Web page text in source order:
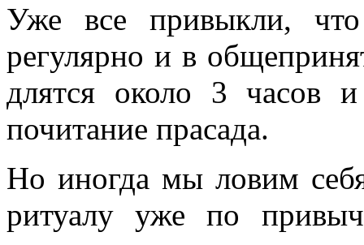
Уже все привыкли,
регулярно и в
длятся около 3 часов
почитание прасада.
Но иногда мы ловим
ритуалу уже по